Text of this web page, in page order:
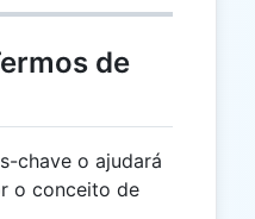
de
chave o ajudará
o conceito de